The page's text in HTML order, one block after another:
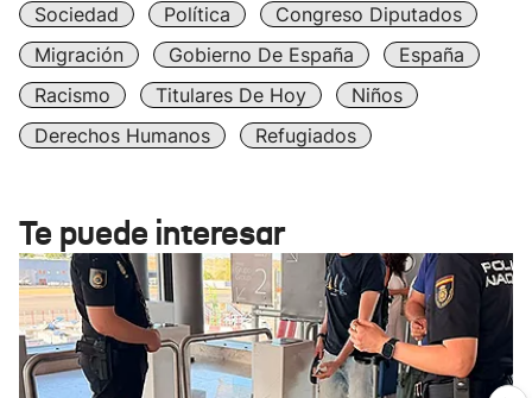
Sociedad Política
Congreso Diputados
Migración
Gobierno De España
España
Racismo
Titulares De Hoy
Niños
Derechos Humanos
Refugiados
Te puede interesar